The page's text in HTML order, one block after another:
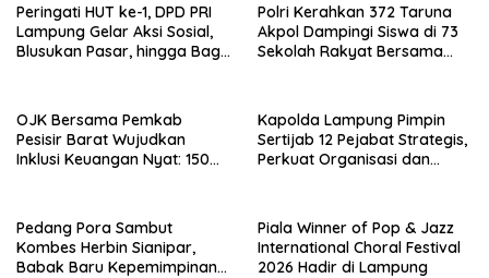
Peringati HUT ke-1, DPD PRI
Lampung Gelar Aksi Sosial,
Blusukan Pasar, hingga Bagi-
Polri Kerahkan 372 Taruna
Akpol Dampingi Siswa di 73
Sekolah Rakyat Bersama
OJK Bersama Pemkab
Pesisir Barat Wujudkan
Inklusi Keuangan Nyat: 150
Kapolda Lampung Pimpin
Sertijab 12 Pejabat Strategis,
Perkuat Organisasi dan
Pedang Pora Sambut
Kombes Herbin Sianipar,
Babak Baru Kepemimpinan
Piala Winner of Pop & Jazz
International Choral Festival
2026 Hadir di Lampung